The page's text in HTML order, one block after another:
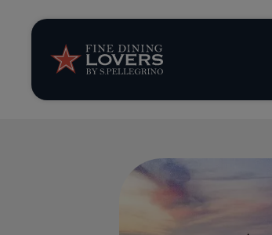
Storie e
Ricette
Trucchi e
Serie